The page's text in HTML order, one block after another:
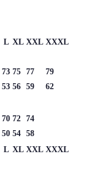
L XL XXL XXXL
73 75 77
79
53 56 59
62
70 72 74
50 54 58
L XL XXL XXXL